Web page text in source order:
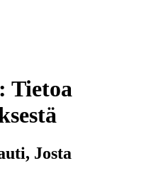
Tietoa
Josta